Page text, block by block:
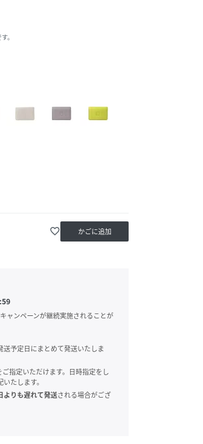
。
favorite_border かごに追加
ャンペーンが継続実施されることが
予定日にまとめて発送いたしま
指定いただけます。日時指定をし
たします。
よりも遅れて発送される場合がござ